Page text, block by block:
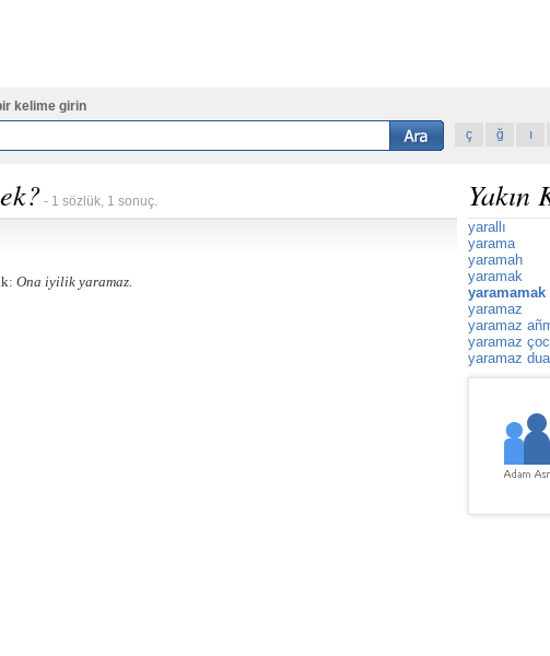
kelime girin
ç
ğ ı
- 1 sözlük, 1 sonuç.
Ona iyilik yaramaz.
Yakın
yarallı
yarama
yaramah
yaramak
yaramaz
yaramaz
yaramaz
yaramaz dua